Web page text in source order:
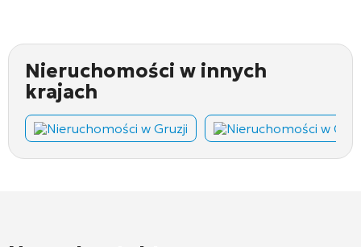
Nieruchomości w innych
krajach
Nieruchomości w Gruzji Nieruchomości w